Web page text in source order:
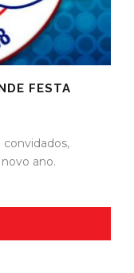
FESTA
convidados,
ano.